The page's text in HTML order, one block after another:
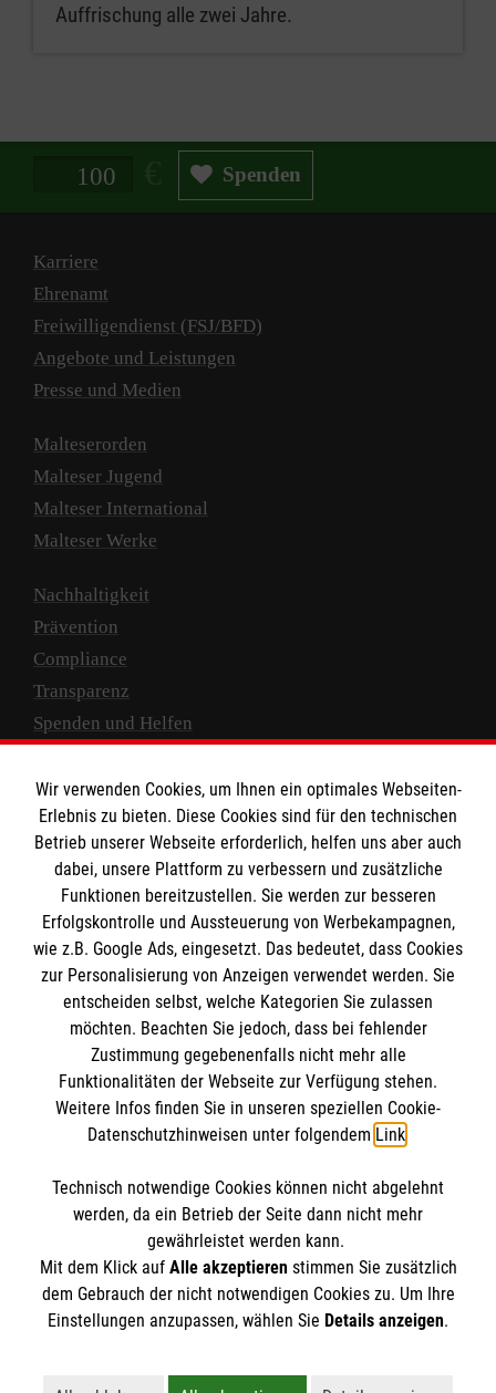
Auffrischung alle zwei Jahre.
Spendenbetrag in Euro Spenden
Karriere
Ehrenamt
Freiwilligendienst (FSJ/BFD)
Angebote und Leistungen
Presse und Medien
Malteserorden
Malteser Jugend
Malteser International
Malteser Werke
Nachhaltigkeit
Prävention
Compliance
Transparenz
Spenden und Helfen
Empfänger: Malteser Hilfsdienst e.V.
IBAN: DE10 3706 0120 1201 2000 12
BIC: GENODED 1PA7
Newsletter abonnieren
Cookies verwalten|AGB|Impressum|Datenschutz
Barrierefreiheit |Kontakt| Sharepoint|Mediathek
Wir verwenden Cookies, um Ihnen ein optimales Webseiten-
Erlebnis zu bieten. Diese Cookies sind für den technischen
Betrieb unserer Webseite erforderlich, helfen uns aber auch
dabei, unsere Plattform zu verbessern und zusätzliche
Funktionen bereitzustellen. Sie werden zur besseren
Erfolgskontrolle und Aussteuerung von Werbekampagnen,
wie z.B. Google Ads, eingesetzt. Das bedeutet, dass Cookies
zur Personalisierung von Anzeigen verwendet werden. Sie
entscheiden selbst, welche Kategorien Sie zulassen
möchten. Beachten Sie jedoch, dass bei fehlender
Zustimmung gegebenenfalls nicht mehr alle
Funktionalitäten der Webseite zur Verfügung stehen.
Weitere Infos finden Sie in unseren speziellen Cookie-
Datenschutzhinweisen unter folgendem Link.
Technisch notwendige Cookies können nicht abgelehnt
werden, da ein Betrieb der Seite dann nicht mehr
gewährleistet werden kann.
Mit dem Klick auf Alle akzeptierenstimmen Sie zusätzlich
dem Gebrauch der nicht notwendigen Cookies zu. Um Ihre
Einstellungen anzupassen, wählen Sie Details anzeigen.